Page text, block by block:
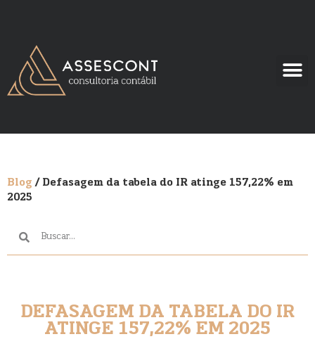
Blog/ Defasagem da tabela do IR atinge 157,22% em
2025
DEFASAGEM DA TABELA DO IR
ATINGE 157,22% EM 2025